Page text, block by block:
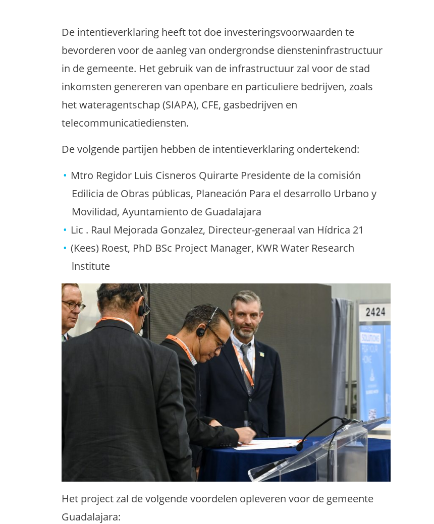
De intentieverklaring heeft tot doe investeringsvoorwaarden te
bevorderen voor de aanleg van ondergrondse diensteninfrastructuur
in de gemeente. Het gebruik van de infrastructuur zal voor de stad
inkomsten genereren van openbare en particuliere bedrijven, zoals
het wateragentschap (SIAPA), CFE, gasbedrijven en
telecommunicatiediensten.
De volgende partijen hebben de intentieverklaring ondertekend:
Mtro Regidor Luis Cisneros Quirarte Presidente de la comisión
Edilicia de Obras públicas, Planeación Para el desarrollo Urbano y
Movilidad, Ayuntamiento de Guadalajara
Lic . Raul Mejorada Gonzalez, Directeur-generaal van Hídrica 21
(Kees) Roest, PhD BSc Project Manager, KWR Water Research
lnstitute
Het project zal de volgende voordelen opleveren voor de gemeente
Guadalajara: